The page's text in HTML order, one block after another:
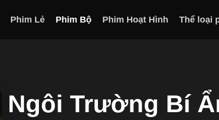
Phim Lẻ Phim Bộ Phim Hoạt Hình Thể loại
Ngôi Trường Bí